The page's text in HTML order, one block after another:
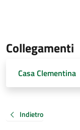
Collegamenti
Casa Clementina
Indietro